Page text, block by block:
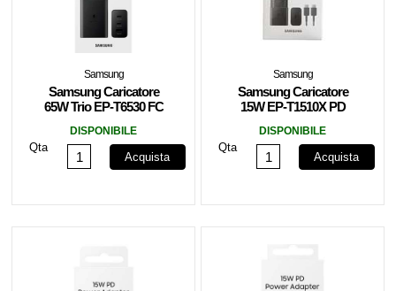
Samsung
Samsung Caricatore
65W Trio EP-T6530 FC
DISPONIBILE
Qta
Acquista
Samsung
Samsung Caricatore
15W EP-T1510X PD
C Black
DISPONIBILE
Qta
Acquista